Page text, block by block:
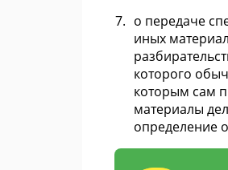
о передаче
иных
которого
которым сам
материалы
определение